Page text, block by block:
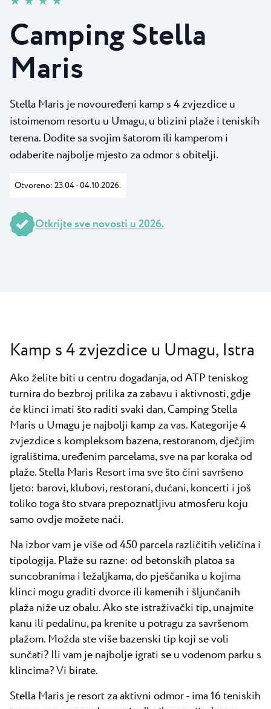
Camping Kanegra
Svi kampovi
Plava Laguna Sport
Aktivni odmor
Gastronomija
Pepi Club
Istražite sve
Novosti
Kontakt
Camping Stella
Maris
Stella Maris je novouređeni kamp s 4 zvjezdice u
istoimenom resortu u Umagu, u blizini plaže i teniskih
terena. Dođite sa svojim šatorom ili kamperom i
odaberite najbolje mjesto za odmor s obitelji.
Otvoreno: 23.04 - 04.10.2026.
Otkrijte sve novosti u 2026.
Kamp s 4 zvjezdice u Umagu, Istra
Ako želite biti u centru događanja, od ATP teniskog
turnira do bezbroj prilika za zabavu i aktivnosti, gdje
će klinci imati što raditi svaki dan, Camping Stella
Maris u Umagu je najbolji kamp za vas. Kategorije 4
zvjezdice s kompleksom bazena, restoranom, dječjim
igralištima, uređenim parcelama, sve na par koraka od
plaže. Stella Maris Resort ima sve što čini savršeno
ljeto: barovi, klubovi, restorani, dućani, koncerti i još
toliko toga što stvara prepoznatljivu atmosferu koju
samo ovdje možete naći.
Na izbor vam je više od 450 parcela različitih veličina i
tipologija. Plaže su razne: od betonskih platoa sa
suncobranima i ležaljkama, do pješčanika u kojima
klinci mogu graditi dvorce ili kamenih i šljunčanih
plaža niže uz obalu. Ako ste istraživački tip, unajmite
kanu ili pedalinu, pa krenite u potragu za savršenom
plažom. Možda ste više bazenski tip koji se voli
sunčati? Ili vam je najbolje igrati se u vodenom parku s
klincima? Vi birate.
Stella Maris je resort za aktivni odmor - ima 16 teniskih